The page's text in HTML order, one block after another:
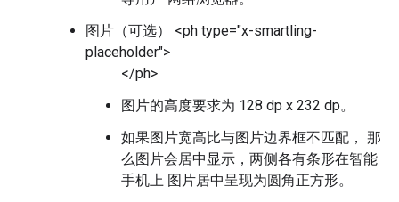
图片（可选）
<ph type="x-smartling-
placeholder">
</ph>
图片的高度要求为 128 dp x 232 dp。
如果图片宽高比与图片边界框不匹配， 那
么图片会居中显示，两侧各有条形在智能
手机上 图片居中呈现为圆角正方形。